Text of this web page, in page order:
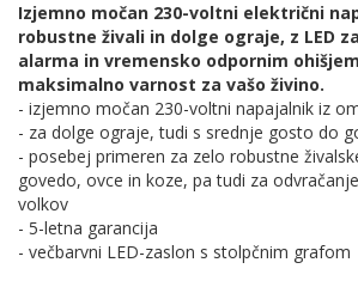
Izjemno močan 230-voltni električni
robustne živali in dolge ograje, z LED
alarma in vremensko odpornim
maksimalno varnost za vašo živino.
- izjemno močan 230-voltni napajalnik iz
- za dolge ograje, tudi s srednje gosto do
- posebej primeren za zelo robustne
govedo, ovce in koze, pa tudi za
volkov
- 5-letna garancija
- večbarvni LED-zaslon s stolpčnim grafom